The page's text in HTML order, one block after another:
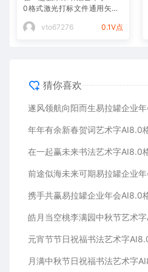
0格式激光打标文件通用矢量
vto67276
0.1V点
猜你喜欢